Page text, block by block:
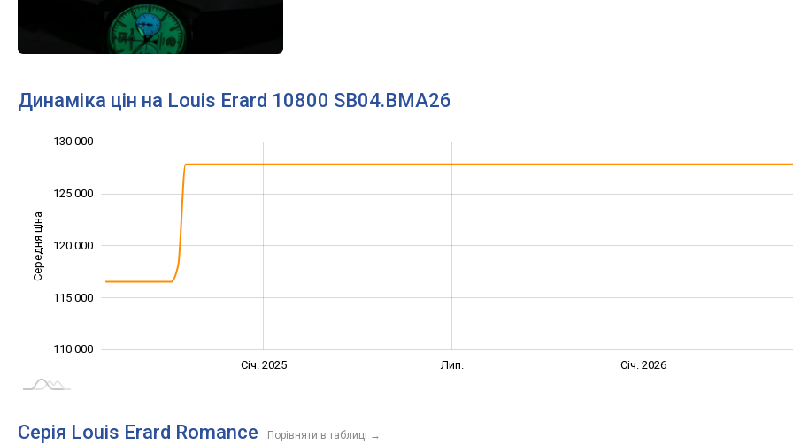
Динаміка цін на Louis Erard 10800 SB04.BMA26
Середня ціна 110 000
110 000
115 000
120 000
125 000
130 000
Січ. 2025 Лип. Січ. 2026
Серія Louis Erard Romance Порівняти в таблиці →